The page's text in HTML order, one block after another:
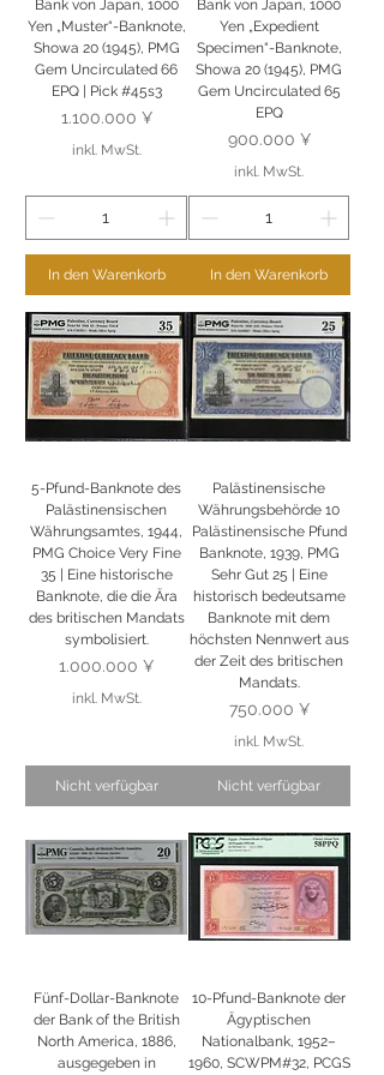
Bank von Japan, 1000
Yen „Muster“-Banknote,
Showa 20 (1945), PMG
Gem Uncirculated 66
EPQ | Pick #45s3
Preis
1.100.000 ¥
inkl. MwSt.
In den Warenkorb
Bank von Japan, 1000
Yen „Expedient
Specimen“-Banknote,
Showa 20 (1945), PMG
Gem Uncirculated 65
EPQ
Preis
900.000 ¥
inkl. MwSt.
In den Warenkorb
5-Pfund-Banknote des
Palästinensischen
Währungsamtes, 1944,
PMG Choice Very Fine
35 | Eine historische
Banknote, die die Ära
des britischen Mandats
symbolisiert.
Preis
1.000.000 ¥
inkl. MwSt.
Nicht verfügbar
Palästinensische
Währungsbehörde 10
Palästinensische Pfund
Banknote, 1939, PMG
Sehr Gut 25 | Eine
historisch bedeutsame
Banknote mit dem
höchsten Nennwert aus
der Zeit des britischen
Mandats.
Preis
750.000 ¥
inkl. MwSt.
Nicht verfügbar
Fünf-Dollar-Banknote
der Bank of the British
North America, 1886,
ausgegeben in
10-Pfund-Banknote der
Ägyptischen
Nationalbank, 1952–
1960, SCWPM#32, PCGS